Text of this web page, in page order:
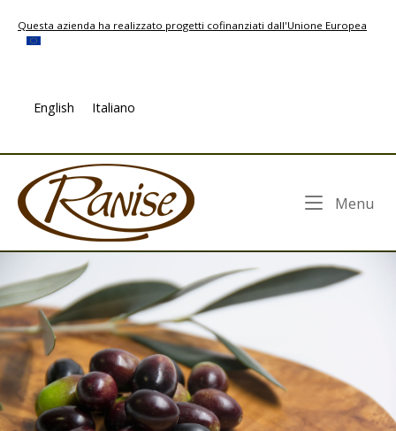
content
Questa azienda ha realizzato progetti cofinanziati dall'Unione Europea
English Italiano
Home
Menu